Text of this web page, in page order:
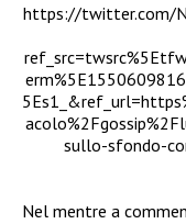
https://twitter.com/
sullo-sfondo-
Nel mentre a